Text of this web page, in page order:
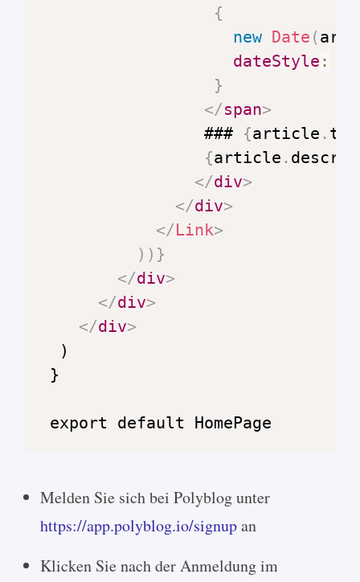
{
new
Date (
dateStyle :
}
</span>
                 ###
{article .
{article .
</div>
</div>
</ Link>
) ) }
</div>
</div>
</div>
export default HomePage
Melden Sie sich bei Polyblog unter
https://app.polyblog.io/signupan
Klicken Sie nach der Anmeldung im